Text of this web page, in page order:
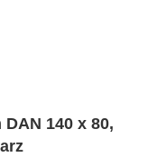
Schienen
Zapfen
Schlösser
DAN 140 x 80,